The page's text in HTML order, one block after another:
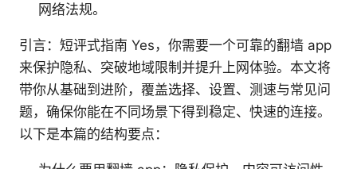
网络法规。
引言：短评式指南 Yes，你需要一个可靠的翻墙 app
来保护隐私、突破地域限制并提升上网体验。本文将
带你从基础到进阶，覆盖选择、设置、测速与常见问
题，确保你能在不同场景下得到稳定、快速的连接。
以下是本篇的结构要点：